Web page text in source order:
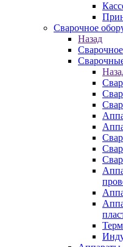
Сварочное
Назад